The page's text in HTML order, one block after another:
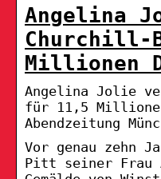
Angelina
Millionen
Angelina Jolie
für 11,5
Abendzeitung
Vor genau zehn
Pitt seiner Frau